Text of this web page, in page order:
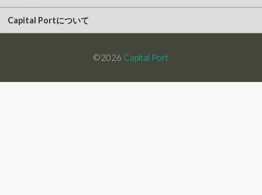
Capital Portについて
©2026 Capital Port